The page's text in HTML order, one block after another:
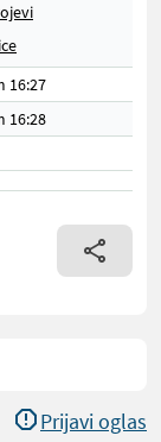
16:27
16:28
Prijavi oglas